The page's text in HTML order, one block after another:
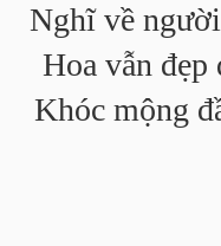
Nghĩ về
Hoa vẫn
Khóc mộng